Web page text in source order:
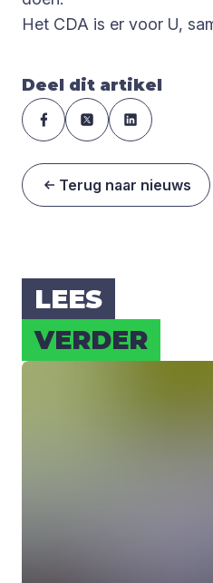
Het CDA is er voor U,
Deel dit artikel
Terug naar nieuws
LEES
VER­DER